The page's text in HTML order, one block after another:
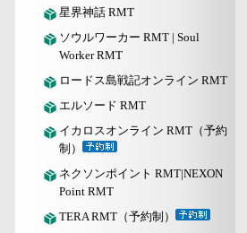
星界神話 RMT
ソウルワーカー RMT | Soul
Worker RMT
ロードス島戦記オンライン RMT
エルソード RMT
イカロスオンライン RMT（予約
制）
ネクソンポイント RMT|NEXON
Point RMT
TERA RMT（予約制）